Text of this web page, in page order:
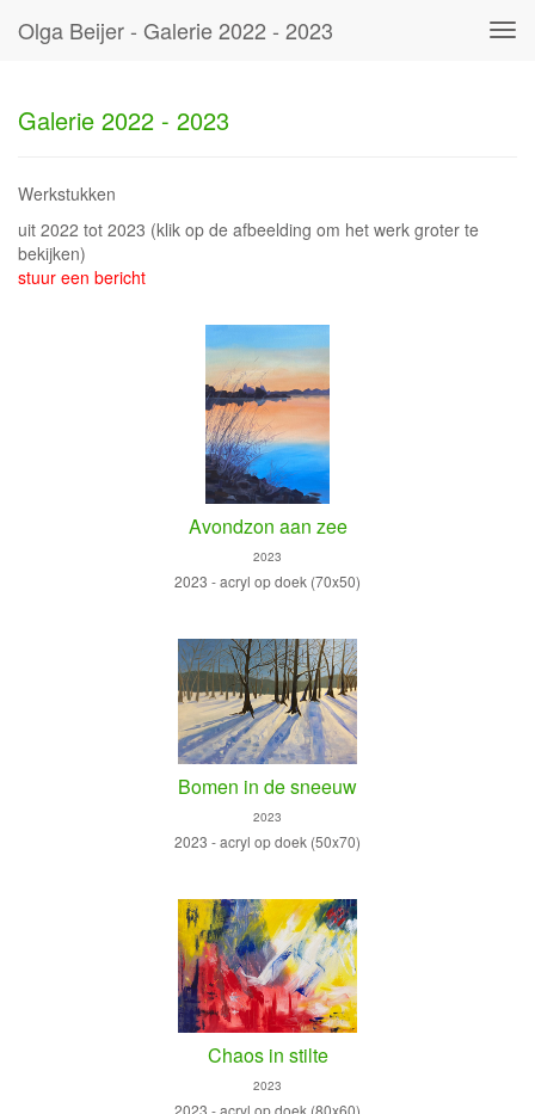
Olga Beijer - Galerie 2022 - 2023
Galerie 2022 - 2023
Werkstukken
uit 2022 tot 2023 (klik op de afbeelding om het werk groter te
bekijken)
stuur een bericht
Avondzon aan zee
2023
2023 - acryl op doek (70x50)
Bomen in de sneeuw
2023
2023 - acryl op doek (50x70)
Chaos in stilte
2023